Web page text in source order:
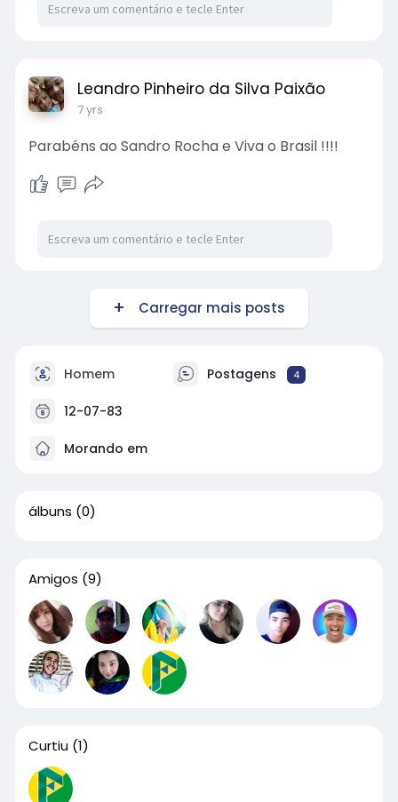
Leandro Pinheiro da Silva Paixão
7 yrs
Parabéns ao Sandro Rocha e Viva o Brasil !!!!
Carregar mais posts
Homem Postagens 4
12-07-83
Morando em
álbuns (0)
Amigos (9)
Curtiu (1)